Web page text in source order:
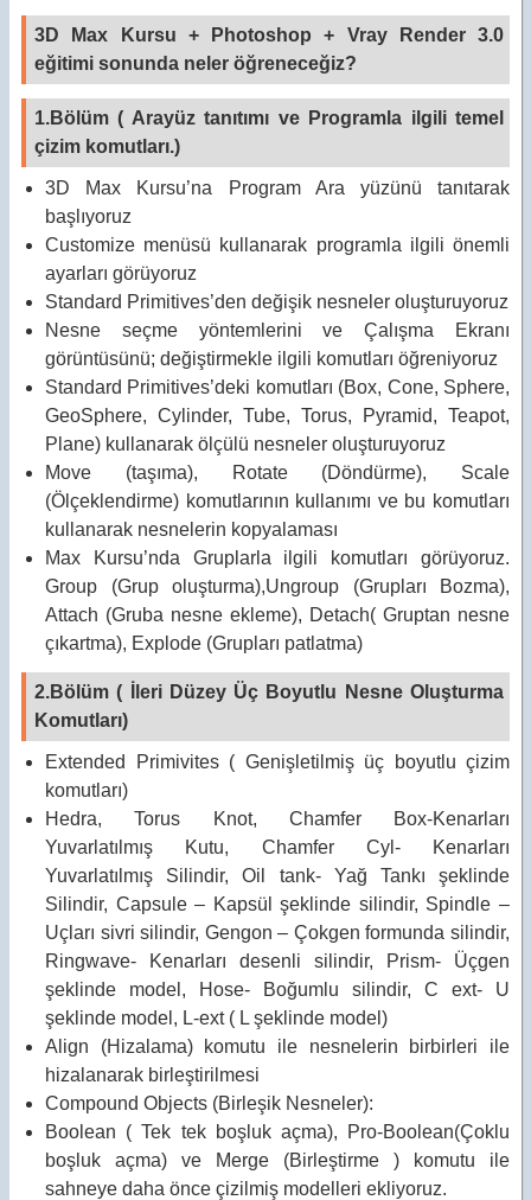
3D Max Kursu + Photoshop + Vray Render 3.0
eğitimi sonunda neler öğreneceğiz?
1.Bölüm ( Arayüz tanıtımı ve Programla ilgili temel
çizim komutları.)
3D Max Kursu’na Program Ara yüzünü tanıtarak
başlıyoruz
Customize menüsü kullanarak programla ilgili önemli
ayarları görüyoruz
Standard Primitives’den değişik nesneler oluşturuyoruz
Nesne seçme yöntemlerini ve Çalışma Ekranı
görüntüsünü; değiştirmekle ilgili komutları öğreniyoruz
Standard Primitives’deki komutları (Box, Cone, Sphere,
GeoSphere, Cylinder, Tube, Torus, Pyramid, Teapot,
Plane) kullanarak ölçülü nesneler oluşturuyoruz
Move (taşıma), Rotate (Döndürme), Scale
(Ölçeklendirme) komutlarının kullanımı ve bu komutları
kullanarak nesnelerin kopyalaması
Max Kursu’nda Gruplarla ilgili komutları görüyoruz.
Group (Grup oluşturma),Ungroup (Grupları Bozma),
Attach (Gruba nesne ekleme), Detach( Gruptan nesne
çıkartma), Explode (Grupları patlatma)
2.Bölüm ( İleri Düzey Üç Boyutlu Nesne Oluşturma
Komutları)
Extended Primivites ( Genişletilmiş üç boyutlu çizim
komutları)
Hedra, Torus Knot, Chamfer Box-Kenarları
Yuvarlatılmış Kutu, Chamfer Cyl- Kenarları
Yuvarlatılmış Silindir, Oil tank- Yağ Tankı şeklinde
Silindir, Capsule – Kapsül şeklinde silindir, Spindle –
Uçları sivri silindir, Gengon – Çokgen formunda silindir,
Ringwave- Kenarları desenli silindir, Prism- Üçgen
şeklinde model, Hose- Boğumlu silindir, C ext- U
şeklinde model, L-ext ( L şeklinde model)
Align (Hizalama) komutu ile nesnelerin birbirleri ile
hizalanarak birleştirilmesi
Compound Objects (Birleşik Nesneler):
Boolean ( Tek tek boşluk açma), Pro-Boolean(Çoklu
boşluk açma) ve Merge (Birleştirme ) komutu ile
sahneye daha önce çizilmiş modelleri ekliyoruz.